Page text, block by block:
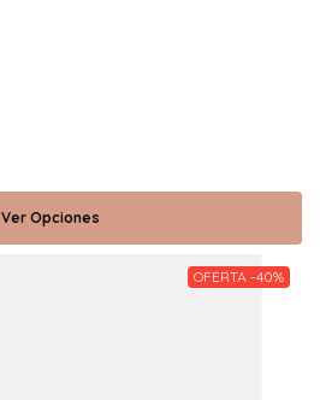
Ver Opciones
OFERTA -40%